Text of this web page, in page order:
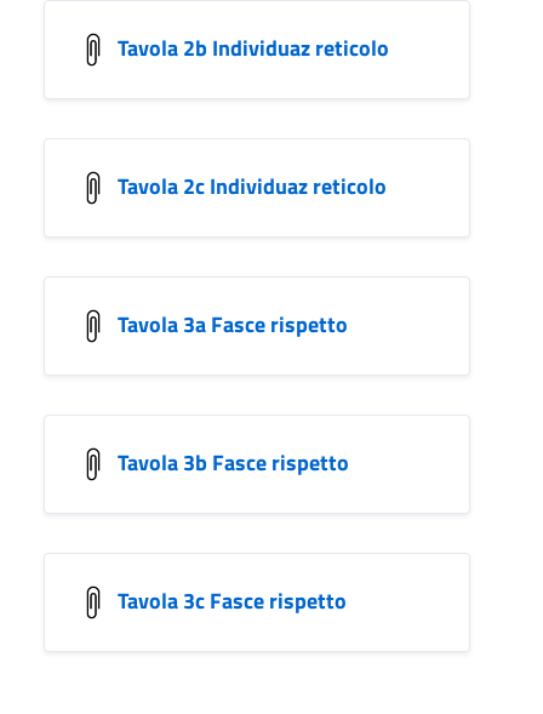
Tavola 2b Individuaz reticolo
Tavola 2c Individuaz reticolo
Tavola 3a Fasce rispetto
Tavola 3b Fasce rispetto
Tavola 3c Fasce rispetto